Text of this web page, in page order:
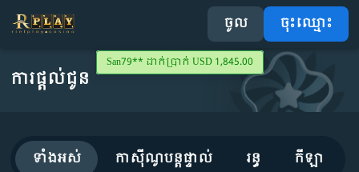
ចំណូលចិត្ត
ចូល ចុះឈ្មោះ
San79** ដាក់ប្រាក់ USD 1,845.00
ការផ្តល់ជូន
ទាំងអស់ កាស៊ីណូបន្តផ្ទាល់ រន្ធ កីឡា